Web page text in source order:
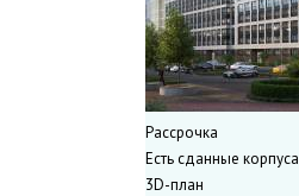
Рассрочка
Есть сданные корпуса
3D-план